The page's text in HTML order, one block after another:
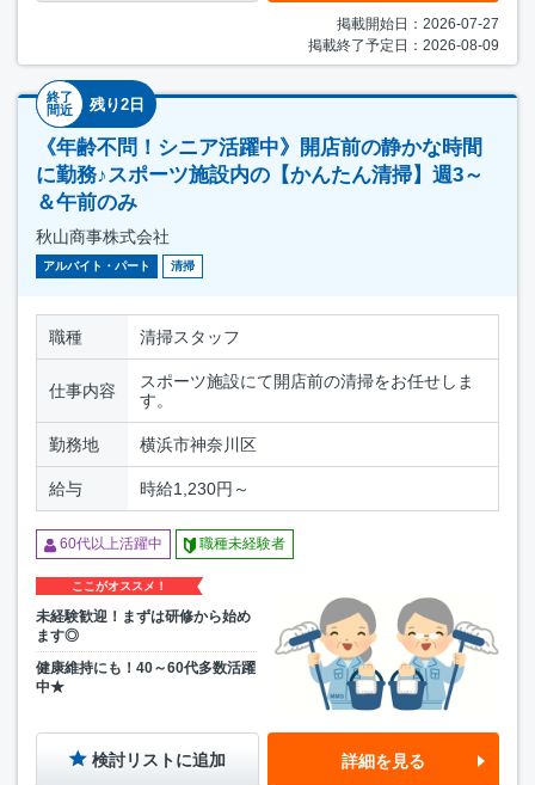
掲載開始日：2026-07-27
掲載終了予定日：2026-08-09
終了
間近
残り2日
《年齢不問！シニア活躍中》開店前の静かな時間
に勤務♪スポーツ施設内の【かんたん清掃】週3～
＆午前のみ
秋山商事株式会社
アルバイト・パート 清掃
職種 清掃スタッフ
仕事内容
スポーツ施設にて開店前の清掃をお任せしま
す。
勤務地 横浜市神奈川区
給与 時給1,230円～
60代以上活躍中 職種未経験者
ここがオススメ！
未経験歓迎！まずは研修から始め
ます◎
健康維持にも！40～60代多数活躍
中★
検討リストに追加 詳細を見る